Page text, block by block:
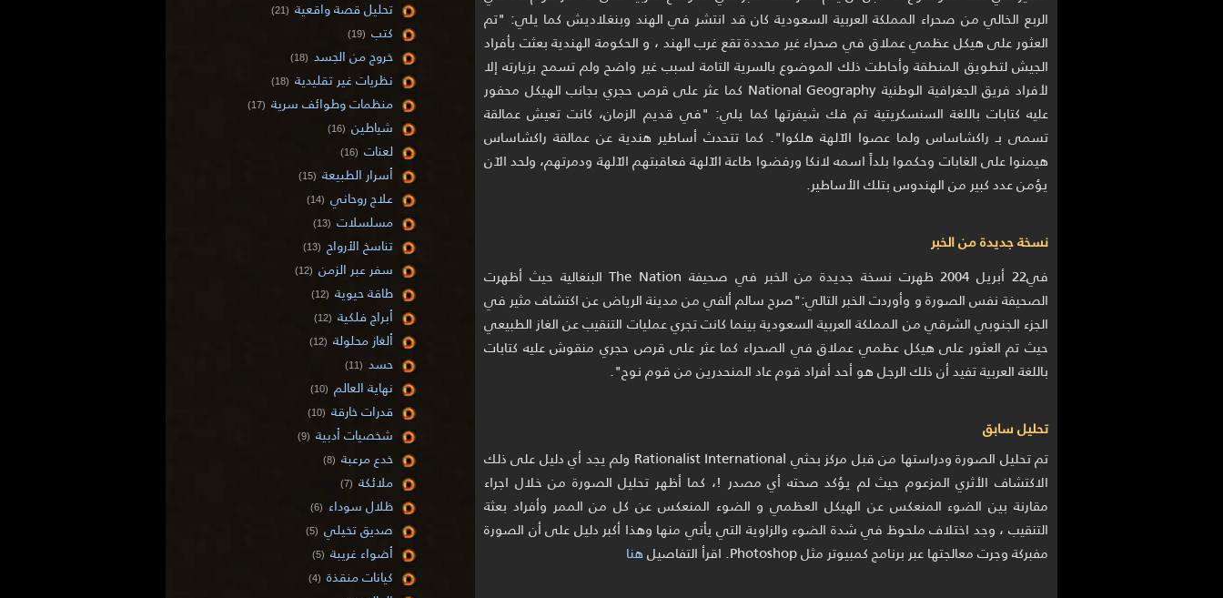
الربع الخالي من صحراء المملكة العربية السعودية كان قد انتشر في الهند وبنغلاديش كما يلي: "تم
العثور على هيكل عظمي عملاق في صحراء غير محددة تقع غرب الهند ، و الحكومة الهندية بعثت بأفراد
الجيش لتطويق المنطقة وأحاطت ذلك الموضوع بالسرية التامة لسبب غير واضح ولم تسمح بزيارته إلا
لأفراد فريق الجغرافية الوطنية National Geography كما عثر على قرص حجري بجانب الهيكل محفور
عليه كتابات باللغة السنسكريتية تم فك شيفرتها كما يلي: "في قديم الزمان، كانت تعيش عمالقة
تسمى بـ راكشاساس ولما عصوا الآلهة هلكوا". كما تتحدث أساطير هندية عن عمالقة راكشاساس
هيمنوا على الغابات وحكموا بلداً اسمه لانكا ورفضوا طاعة الآلهة فعاقبتهم الآلهة ودمرتهم، ولحد الآن
يؤمن عدد كبير من الهندوس بتلك الأساطير.
نسخة جديدة من الخبر
في22 أبريل 2004 ظهرت نسخة جديدة من الخبر في صحيفة The Nation البنغالية حيث أظهرت
الصحيفة نفس الصورة و وأوردت الخبر التالي:"صرح سالم ألفي من مدينة الرياض عن اكتشاف مثير في
الجزء الجنوبي الشرقي من المملكة العربية السعودية بينما كانت تجري عمليات التنقيب عن الغاز الطبيعي
حيث تم العثور على هيكل عظمي عملاق في الصحراء كما عثر على قرص حجري منقوش عليه كتابات
باللغة العربية تفيد أن ذلك الرجل هو أحد أفراد قوم عاد المنحدرين من قوم نوح".
تحليل سابق
تم تحليل الصورة ودراستها من قبل مركز بحثي Rationalist International ولم يجد أي دليل على ذلك
الاكتشاف الأثري المزعوم حيث لم يؤكد صحته أي مصدر !، كما أظهر تحليل الصورة من خلال اجراء
مقارنة بين الضوء المنعكس عن الهيكل العظمي و الضوء المنعكس عن كل من الممر وأفراد بعثة
التنقيب ، وجد اختلاف ملحوظ في شدة الضوء والزاوية التي يأتي منها وهذا أكبر دليل على أن الصورة
مفبركة وجرت معالجتها عبر برنامج كمبيوتر مثل Photoshop. اقرأ التفاصيل
هنا
تحليل قصة واقعية (21)
كتب (19)
خروج من الجسد (18)
نظريات غير تقليدية (18)
منظمات وطوائف سرية (17)
شياطين (16)
لعنات (16)
أسرار الطبيعة (15)
علاج روحاني (14)
مسلسلات (13)
تناسخ الأرواح (13)
سفر عبر الزمن (12)
طاقة حيوية (12)
أبراج فلكية (12)
ألغاز محلولة (12)
حسد (11)
نهاية العالم (10)
قدرات خارقة (10)
شخصيات أدبية (9)
خدع مرعبة (8)
ملائكة (7)
ظلال سوداء (6)
صديق تخيلي (5)
أضواء غريبة (5)
كيانات منقذة (4)